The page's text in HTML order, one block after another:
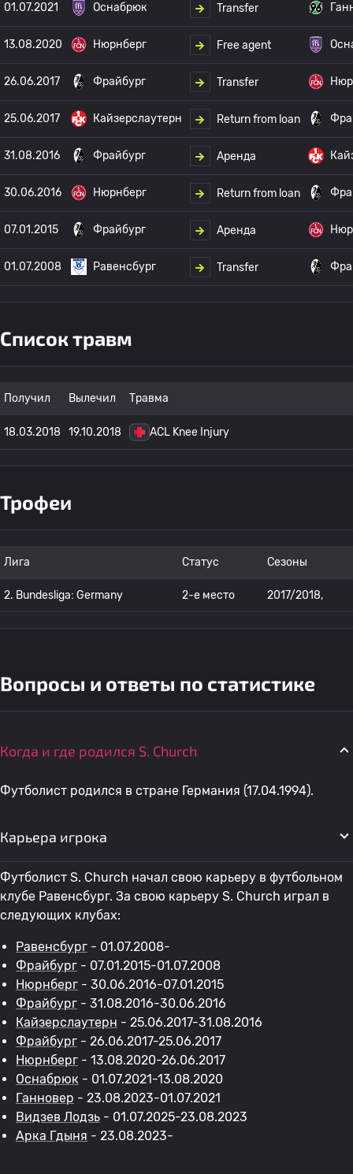
01.07.2021 Оснабрюк Transfer
13.08.2020 Нюрнберг Free agent
26.06.2017 Фрайбург Transfer
25.06.2017 Кайзерслаутерн Return from loan
31.08.2016 Фрайбург Аренда
30.06.2016 Нюрнберг Return from loan
07.01.2015 Фрайбург Аренда
01.07.2008 Равенсбург Transfer
Список травм
Получил Вылечил Травма
18.03.2018 19.10.2018 ACL Knee Injury
Трофеи
Лига Статус Сезоны
2. Bundesliga: Germany 2-е место 2017/2018,
Вопросы и ответы по статистике
Когда и где родился S. Church
Футболист родился в стране Германия (17.04.1994).
Карьера игрока
Футболист S. Church начал свою карьеру в футбольном
клубе Равенсбург. За свою карьеру S. Church играл в
следующих клубах:
Равенсбург - 01.07.2008-
Фрайбург - 07.01.2015-01.07.2008
Нюрнберг - 30.06.2016-07.01.2015
Фрайбург - 31.08.2016-30.06.2016
Кайзерслаутерн - 25.06.2017-31.08.2016
Фрайбург - 26.06.2017-25.06.2017
Нюрнберг - 13.08.2020-26.06.2017
Оснабрюк - 01.07.2021-13.08.2020
Ганновер - 23.08.2023-01.07.2021
Видзев Лодзь - 01.07.2025-23.08.2023
Арка Гдыня - 23.08.2023-